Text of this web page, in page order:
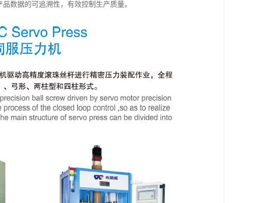
数据的可追溯性，有效控制生产质量。